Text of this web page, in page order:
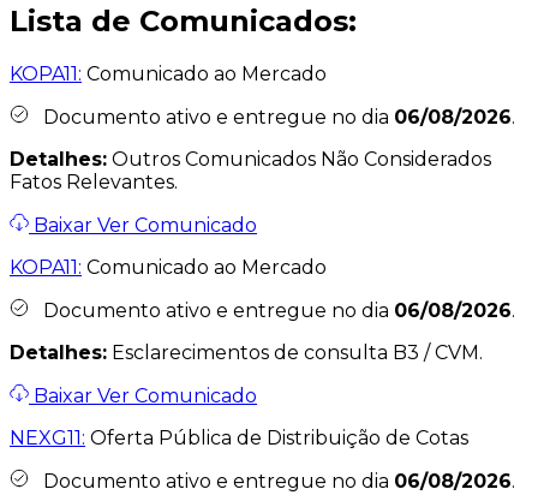
Lista de Comunicados:
KOPA11: Comunicado ao Mercado
Documento ativo e entregue no dia 06/08/2026.
Detalhes: Outros Comunicados Não Considerados
Fatos Relevantes.
Baixar Ver Comunicado
KOPA11: Comunicado ao Mercado
Documento ativo e entregue no dia 06/08/2026.
Detalhes: Esclarecimentos de consulta B3 / CVM.
Baixar Ver Comunicado
NEXG11: Oferta Pública de Distribuição de Cotas
Documento ativo e entregue no dia 06/08/2026.